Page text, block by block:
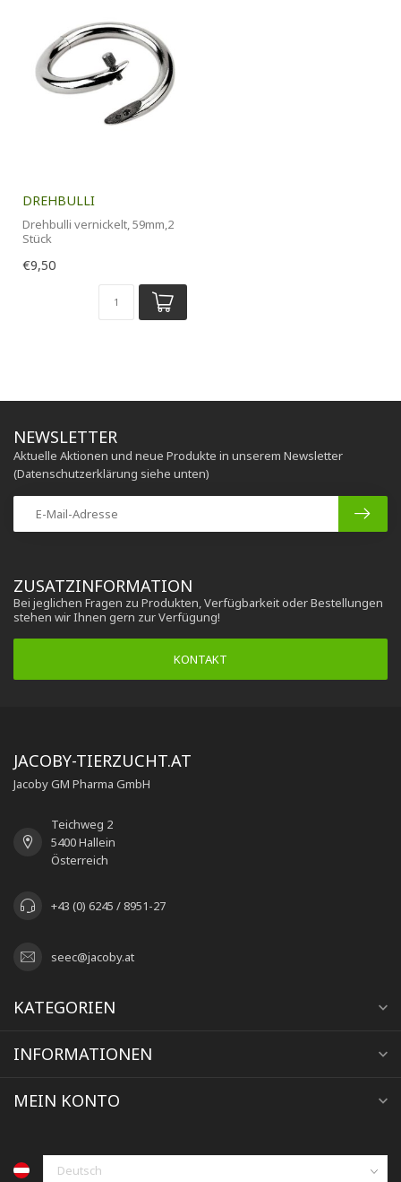
DREHBULLI
Drehbulli vernickelt, 59mm,2
Stück
€9,50
ZUSATZINFORMATION
Bei jeglichen Fragen zu Produkten, Verfügbarkeit oder Bestellungen
stehen wir Ihnen gern zur Verfügung!
KONTAKT
NEWSLETTER
Aktuelle Aktionen und neue Produkte in unserem Newsletter
(Datenschutzerklärung siehe unten)
JACOBY-TIERZUCHT.AT
Jacoby GM Pharma GmbH
Teichweg 2
5400 Hallein
Österreich
+43 (0) 6245 / 8951-27
seec@jacoby.at
KATEGORIEN
INFORMATIONEN
MEIN KONTO